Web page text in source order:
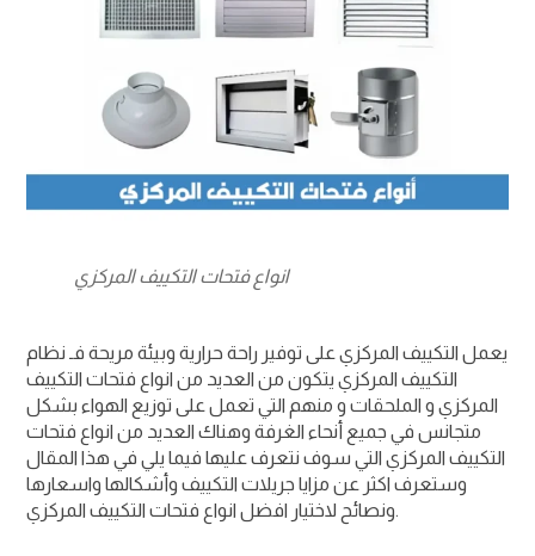
انواع فتحات التكييف المركزي
يعمل التكييف المركزي على توفير راحة حرارية وبيئة مريحة فـ نظام
التكييف المركزي يتكون من العديد من انواع فتحات التكييف
المركزي و الملحقات و منهم التي تعمل على توزيع الهواء بشكل
متجانس في جميع أنحاء الغرفة وهناك العديد من انواع فتحات
التكييف المركزي التي سوف نتعرف عليها فيما يلي في هذا المقال
وستعرف اكثر عن مزايا جريلات التكييف وأشكالها واسعارها
ونصائح لاختيار افضل انواع فتحات التكييف المركزي.